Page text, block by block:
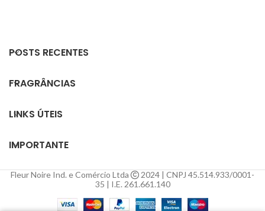
POSTS RECENTES
FRAGRÂNCIAS
LINKS ÚTEIS
IMPORTANTE
Fleur Noire Ind. e Comércio Ltda
2024 | CNPJ 45.514.933/0001-
35 | I.E. 261.661.140